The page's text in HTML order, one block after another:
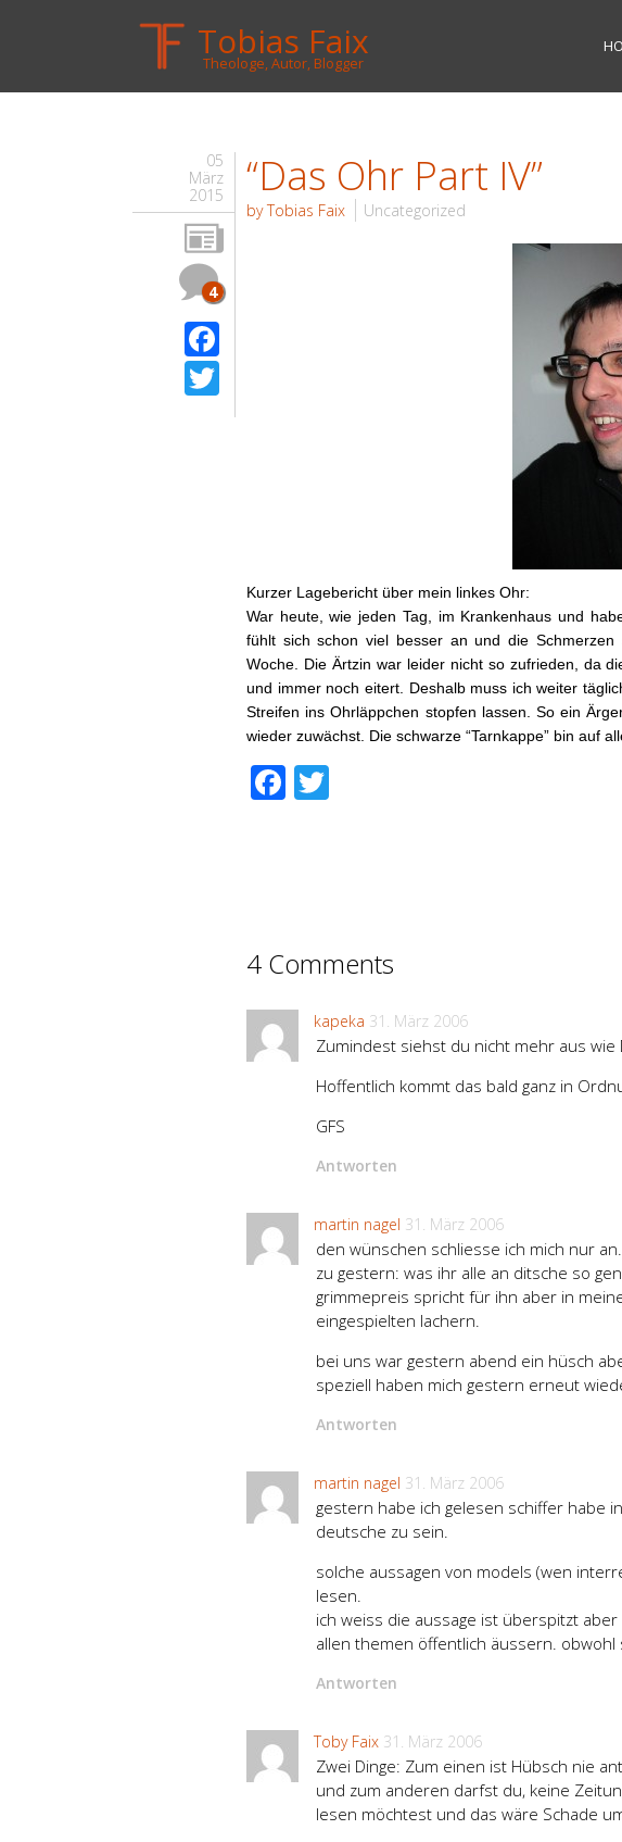
Tobias Faix
Theologe, Autor, Blogger
05
März
2015
4
“Das Ohr Part IV”
by Tobias Faix Uncategorized
Kurzer Lagebericht über mein linkes Ohr:
War heute, wie jeden Tag, im Krankenhaus und
fühlt sich schon viel besser an und die
Woche. Die Ärtzin war leider nicht so zufrieden, da
und immer noch eitert. Deshalb muss ich weiter
Streifen ins Ohrläppchen stopfen lassen. So ein
wieder zuwächst. Die schwarze “Tarnkappe” bin auf
Facebook
4 Comments
kapeka 31. März 2006
Zumindest siehst du nicht mehr aus wie
Hoffentlich kommt das bald ganz in
GFS
Antworten
martin nagel 31. März 2006
den wünschen schliesse ich mich nur an.
zu gestern: was ihr alle an ditsche so
grimmepreis spricht für ihn aber in
eingespielten lachern.
bei uns war gestern abend ein hüsch
speziell haben mich gestern erneut
Antworten
martin nagel 31. März 2006
gestern habe ich gelesen schiffer habe
deutsche zu sein.
solche aussagen von models (wen
lesen.
ich weiss die aussage ist überspitzt
allen themen öffentlich äussern. obwohl
Antworten
Toby Faix 31. März 2006
Zwei Dinge: Zum einen ist Hübsch nie
und zum anderen darfst du, keine
lesen möchtest und das wäre Schade